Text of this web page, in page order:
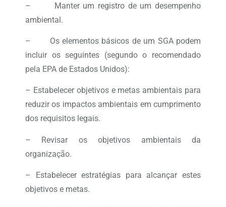
– Manter um registro de um desempenho
ambiental.
– Os elementos básicos de um SGA podem
incluir os seguintes (segundo o recomendado
pela EPA de Estados Unidos):
– Estabelecer objetivos e metas ambientais para
reduzir os impactos ambientais em cumprimento
dos requisitos legais.
– Revisar os objetivos ambientais da
organização.
– Estabelecer estratégias para alcançar estes
objetivos e metas.